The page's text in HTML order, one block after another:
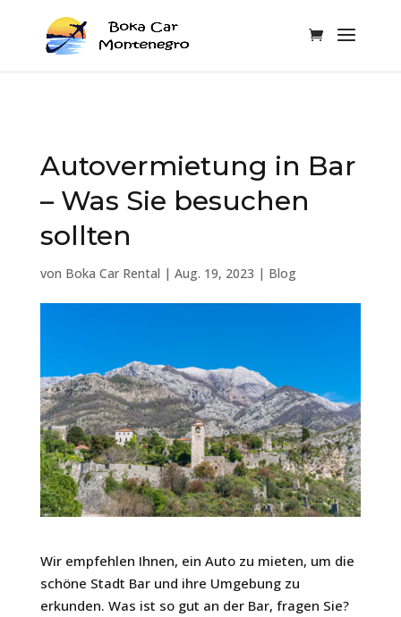
Autovermietung in Bar
– Was Sie besuchen
sollten
von Boka Car Rental | Aug. 19, 2023 | Blog
Wir empfehlen Ihnen, ein Auto zu mieten, um die
schöne Stadt Bar und ihre Umgebung zu
erkunden. Was ist so gut an der Bar, fragen Sie?